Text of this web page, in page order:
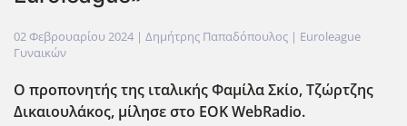
02 Φεβρουαρίου 2024 | Δημήτρης Παπαδόπουλος | Euroleague
Γυναικών
Ο προπονητής της ιταλικής Φαμίλα Σκίο, Τζώρτζης
Δικαιουλάκος, μίλησε στο EOK WebRadio.